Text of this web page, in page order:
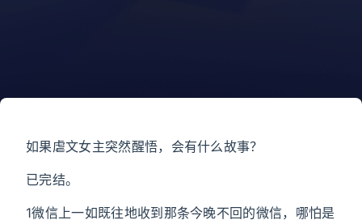
如果虐文女主突然醒悟，会有什么故事？
已完结。
1微信上一如既往地收到那条今晚不回的微信，哪怕是